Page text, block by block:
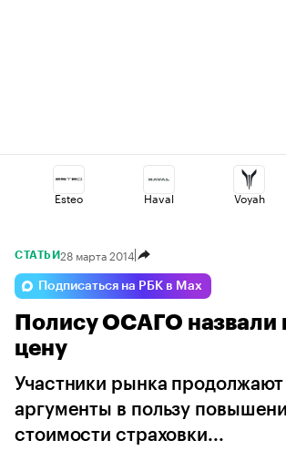
Esteo Haval Voyah
Geely Jaecoo
Lada Changan Omoda
СТАТЬИ28 марта 2014
Подписаться на РБК в Max
Полису ОСАГО назвали
цену
Участники рынка
аргументы в пользу
стоимости страховки...